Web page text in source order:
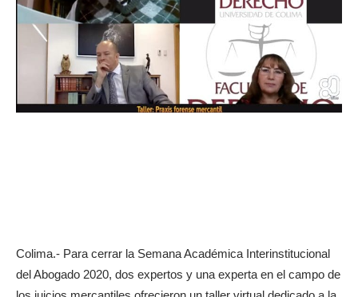
Colima.- Para cerrar la Semana Académica Interinstitucional
del Abogado 2020, dos expertos y una experta en el campo de